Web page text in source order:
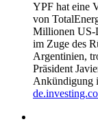
YPF hat eine
von
Millionen US-
im Zuge des
Argentinien,
Präsident
Ankündigung